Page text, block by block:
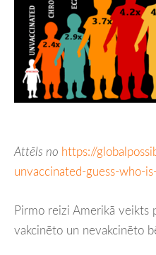
Attēls no https://
unvaccinated-guess-who-
Pirmo reizi Amerikā veikts
vakcinēto un nevakcinēto